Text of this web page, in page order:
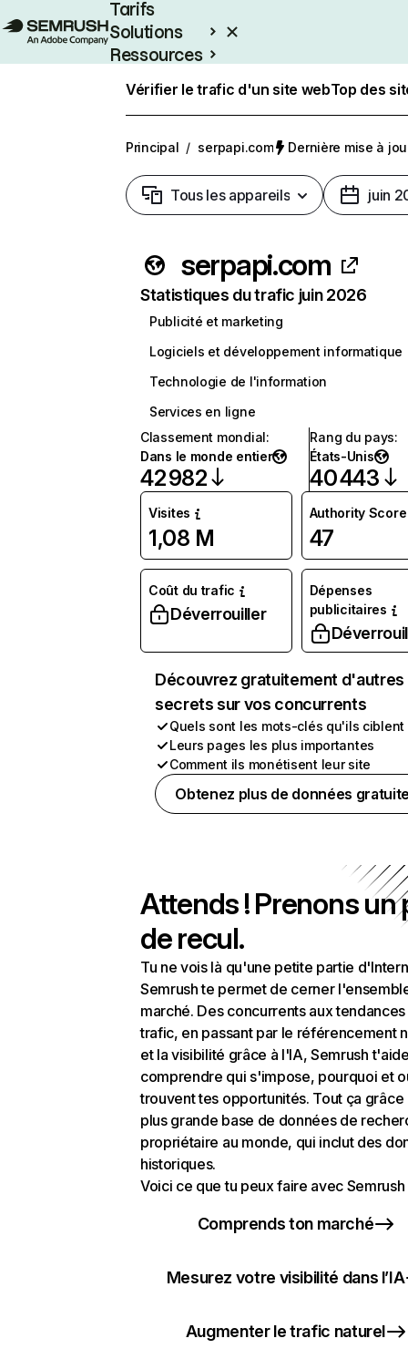
Tarifs
Solutions
Ressources
Vérifier le trafic d'un site webTop des
Principal / serpapi.com Dernière mise à
Tous les appareils juin
serpapi.com
Statistiques du trafic juin 2026
Publicité et marketing
Logiciels et développement informatique
Technologie de l'information
Services en ligne
Classement mondial:
Dans le monde entier
42 982
Rang du pays:
États-Unis
40 443
Visites
1,08 M
Authority Score
47
Coût du trafic
Déverrouiller
Dépenses
publicitaires
Découvrez gratuitement d'autres
secrets sur vos concurrents
Quels sont les mots-clés qu'ils ciblent
Leurs pages les plus importantes
Comment ils monétisent leur site
Obtenez plus de données
Attends ! Prenons un
de recul.
Tu ne vois là qu'une petite partie
Semrush te permet de cerner
marché. Des concurrents aux
trafic, en passant par le référencement
et la visibilité grâce à l'IA, Semrush
comprendre qui s'impose, pourquoi et
trouvent tes opportunités. Tout ça grâce
plus grande base de données de
propriétaire au monde, qui inclut des
historiques.
Voici ce que tu peux faire avec Semrush
Comprends ton marché
Mesurez votre visibilité dans l’IA
Augmenter le trafic naturel